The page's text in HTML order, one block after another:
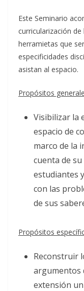
Este Seminario
curricularización
herramietas que
especificidades
asistan al espacio.
Propósitos
Visibilizar la
espacio de
marco de la
cuenta de
estudiantes
con las
de sus
Propósitos
Reconstruir
argumentos
extensión